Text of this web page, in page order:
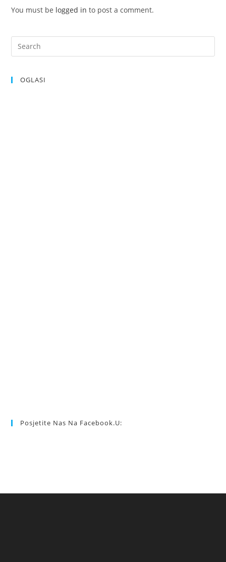
You must be logged in to post a comment.
OGLASI
Posjetite Nas Na Facebook.u: